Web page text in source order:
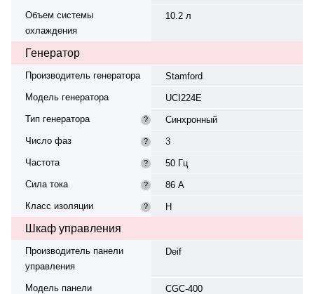
Объем системы
охлаждения
10.2 л
Генератор
Производитель генератора
Stamford
Модель генератора
UCI224E
Тип генератора
?
Синхронный
Число фаз
?
3
Частота
?
50 Гц
Сила тока
?
86 А
Класс изоляции
? H
Шкаф управления
Производитель панели
управления
Deif
Модель панели
CGC-400